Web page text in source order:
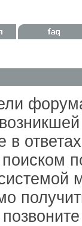
в
поиском